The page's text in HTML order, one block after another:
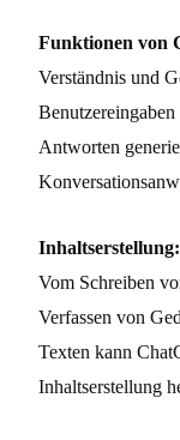
Funktionen von
Verständnis und
Antworten
Inhaltserstellung:
Vom Schreiben
Verfassen von
Texten kann
Inhaltserstellung